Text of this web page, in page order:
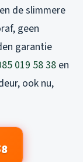
de slimmere
geen
garantie
019 58 38en
ook nu,